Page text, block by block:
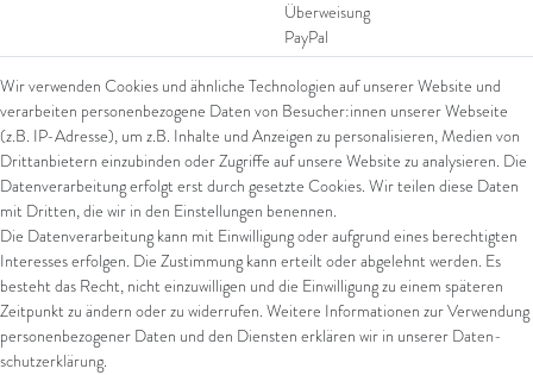
Überweisung
PayPal
SEPA Lastschrift
giropay
Kreditkarte
Versand
UPS
FedEx
Wir verwenden Cookies und ähnliche Technologien auf unserer Website und
verarbeiten personenbezogene Daten von Besucher:innen unserer Webseite
(z.B. IP-Adresse), um z.B. Inhalte und Anzeigen zu personalisieren, Medien von
Drittanbietern einzubinden oder Zugriffe auf unsere Website zu analysieren. Die
Datenverarbeitung erfolgt erst durch gesetzte Cookies. Wir teilen diese Daten
mit Dritten, die wir in den Einstellungen benennen.
Die Datenverarbeitung kann mit Einwilligung oder aufgrund eines berechtigten
Interesses erfolgen. Die Zustimmung kann erteilt oder abgelehnt werden. Es
besteht das Recht, nicht einzuwilligen und die Einwilligung zu einem späteren
Zeitpunkt zu ändern oder zu widerrufen. Weitere Informationen zur Verwendung
personenbezogener Daten und den Diensten erklären wir in unserer Daten­
schutz­erklärung.